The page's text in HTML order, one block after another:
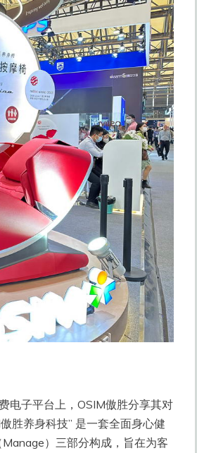
电子平台上，OSIM傲胜分享其对
胜养身科技” 是一套全面身心健
）三部分构成，旨在为客